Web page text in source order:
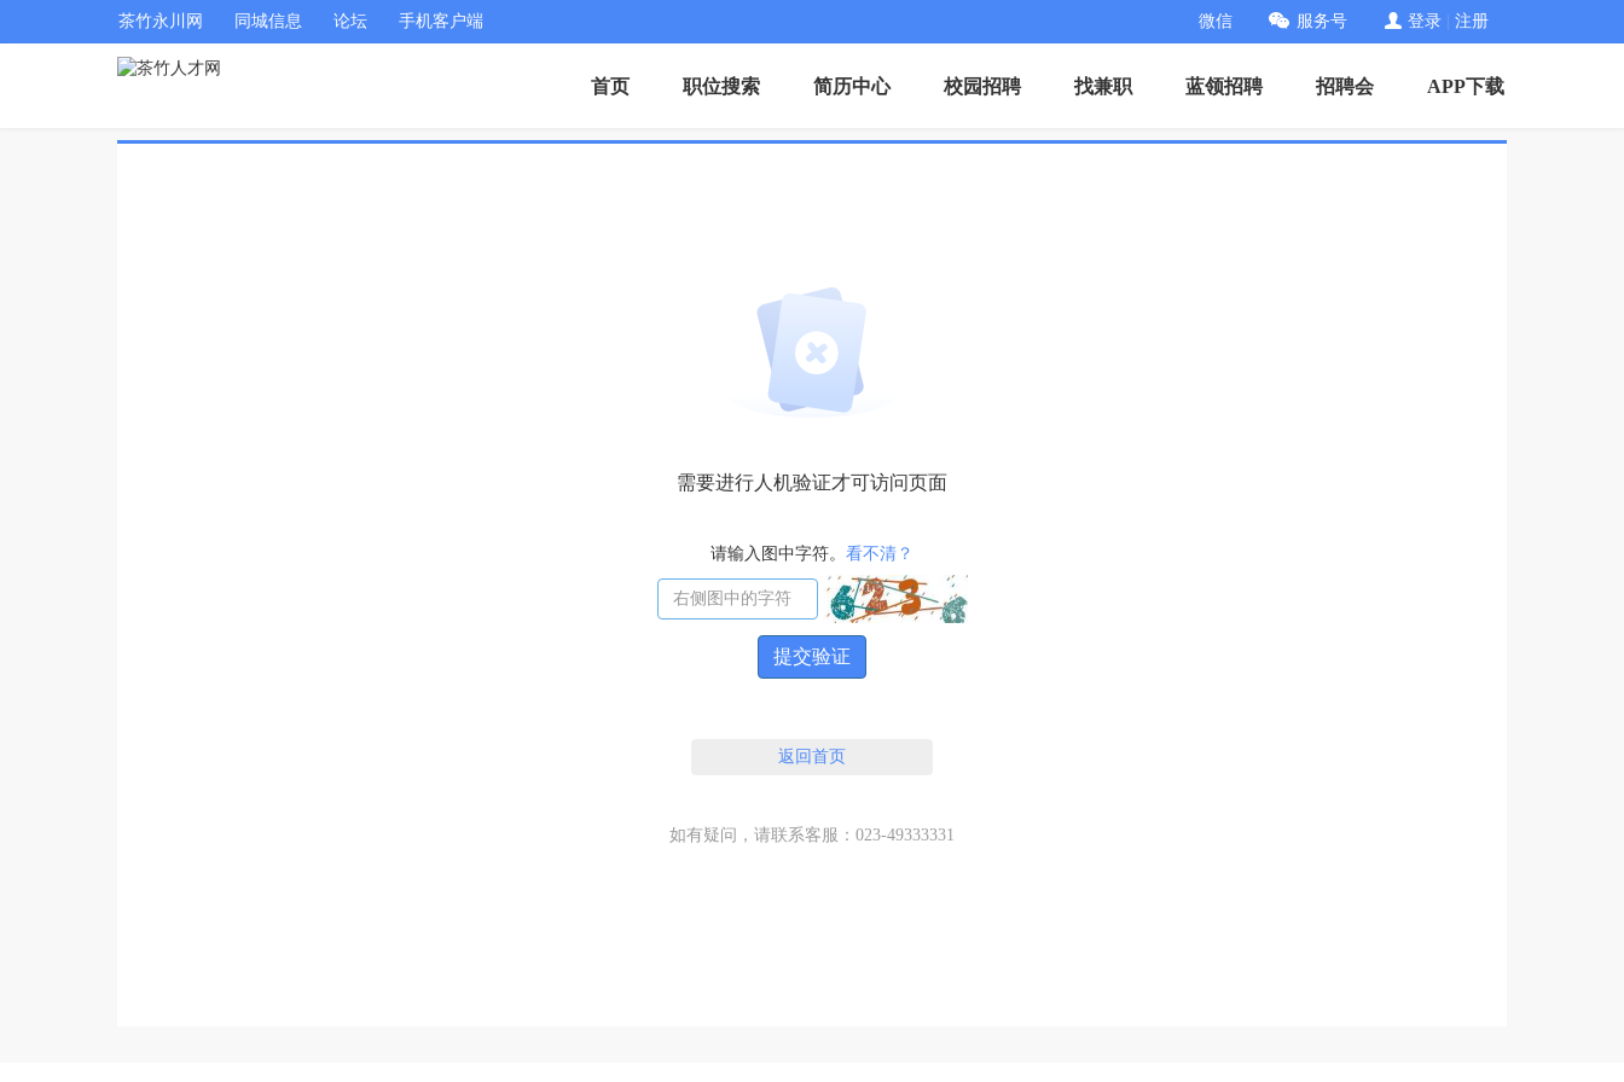
茶竹永川网 同城信息 论坛 手机客户端 微信 服务号 登录 注册
首页 职位搜索 简历中心 校园招聘 找兼职 蓝领招聘 招聘会 APP下载
需要进行人机验证才可访问页面
请输入图中字符。 看不清？
提交验证
返回首页
如有疑问，请联系客服：023-49333331